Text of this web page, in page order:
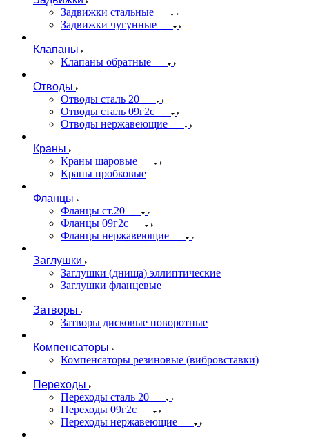
Задвижки стальные
Задвижки чугунные
Клапаны
Клапаны обратные
Отводы
Отводы сталь 20
Отводы сталь 09г2с
Отводы нержавеющие
Краны
Краны шаровые
Краны пробковые
Фланцы
Фланцы ст.20
Фланцы 09г2с
Фланцы нержавеющие
Заглушки
Заглушки (днища) эллиптические
Заглушки фланцевые
Затворы
Затворы дисковые поворотные
Компенсаторы
Компенсаторы резиновые (вибровставки)
Переходы
Переходы сталь 20
Переходы 09г2с
Переходы нержавеющие